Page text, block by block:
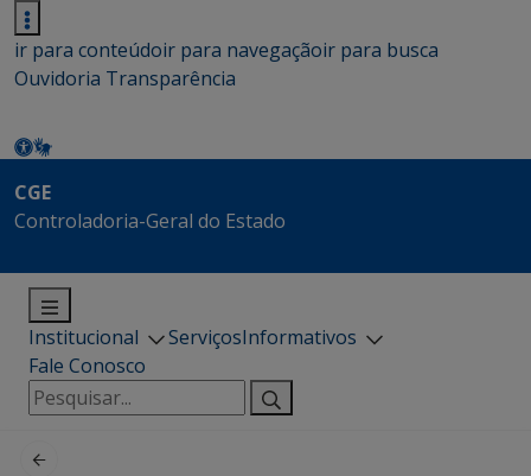
ir para conteúdoir para navegaçãoir para busca
Ouvidoria Transparência
CGE
Controladoria-Geral do Estado
Institucional ServiçosInformativos
Fale Conosco
Pesquisar
por: